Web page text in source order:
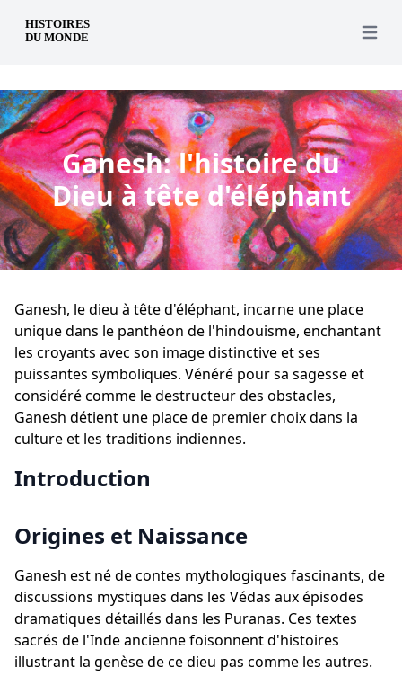
Open
Ganesh: l'histoire du
Dieu à tête d'éléphant
Ganesh, le dieu à tête d'éléphant, incarne une place
unique dans le panthéon de l'hindouisme, enchantant
les croyants avec son image distinctive et ses
puissantes symboliques. Vénéré pour sa sagesse et
considéré comme le destructeur des obstacles,
Ganesh détient une place de premier choix dans la
culture et les traditions indiennes.
Introduction
Origines et Naissance
Ganesh est né de contes mythologiques fascinants, de
discussions mystiques dans les Védas aux épisodes
dramatiques détaillés dans les Puranas. Ces textes
sacrés de l'Inde ancienne foisonnent d'histoires
illustrant la genèse de ce dieu pas comme les autres.